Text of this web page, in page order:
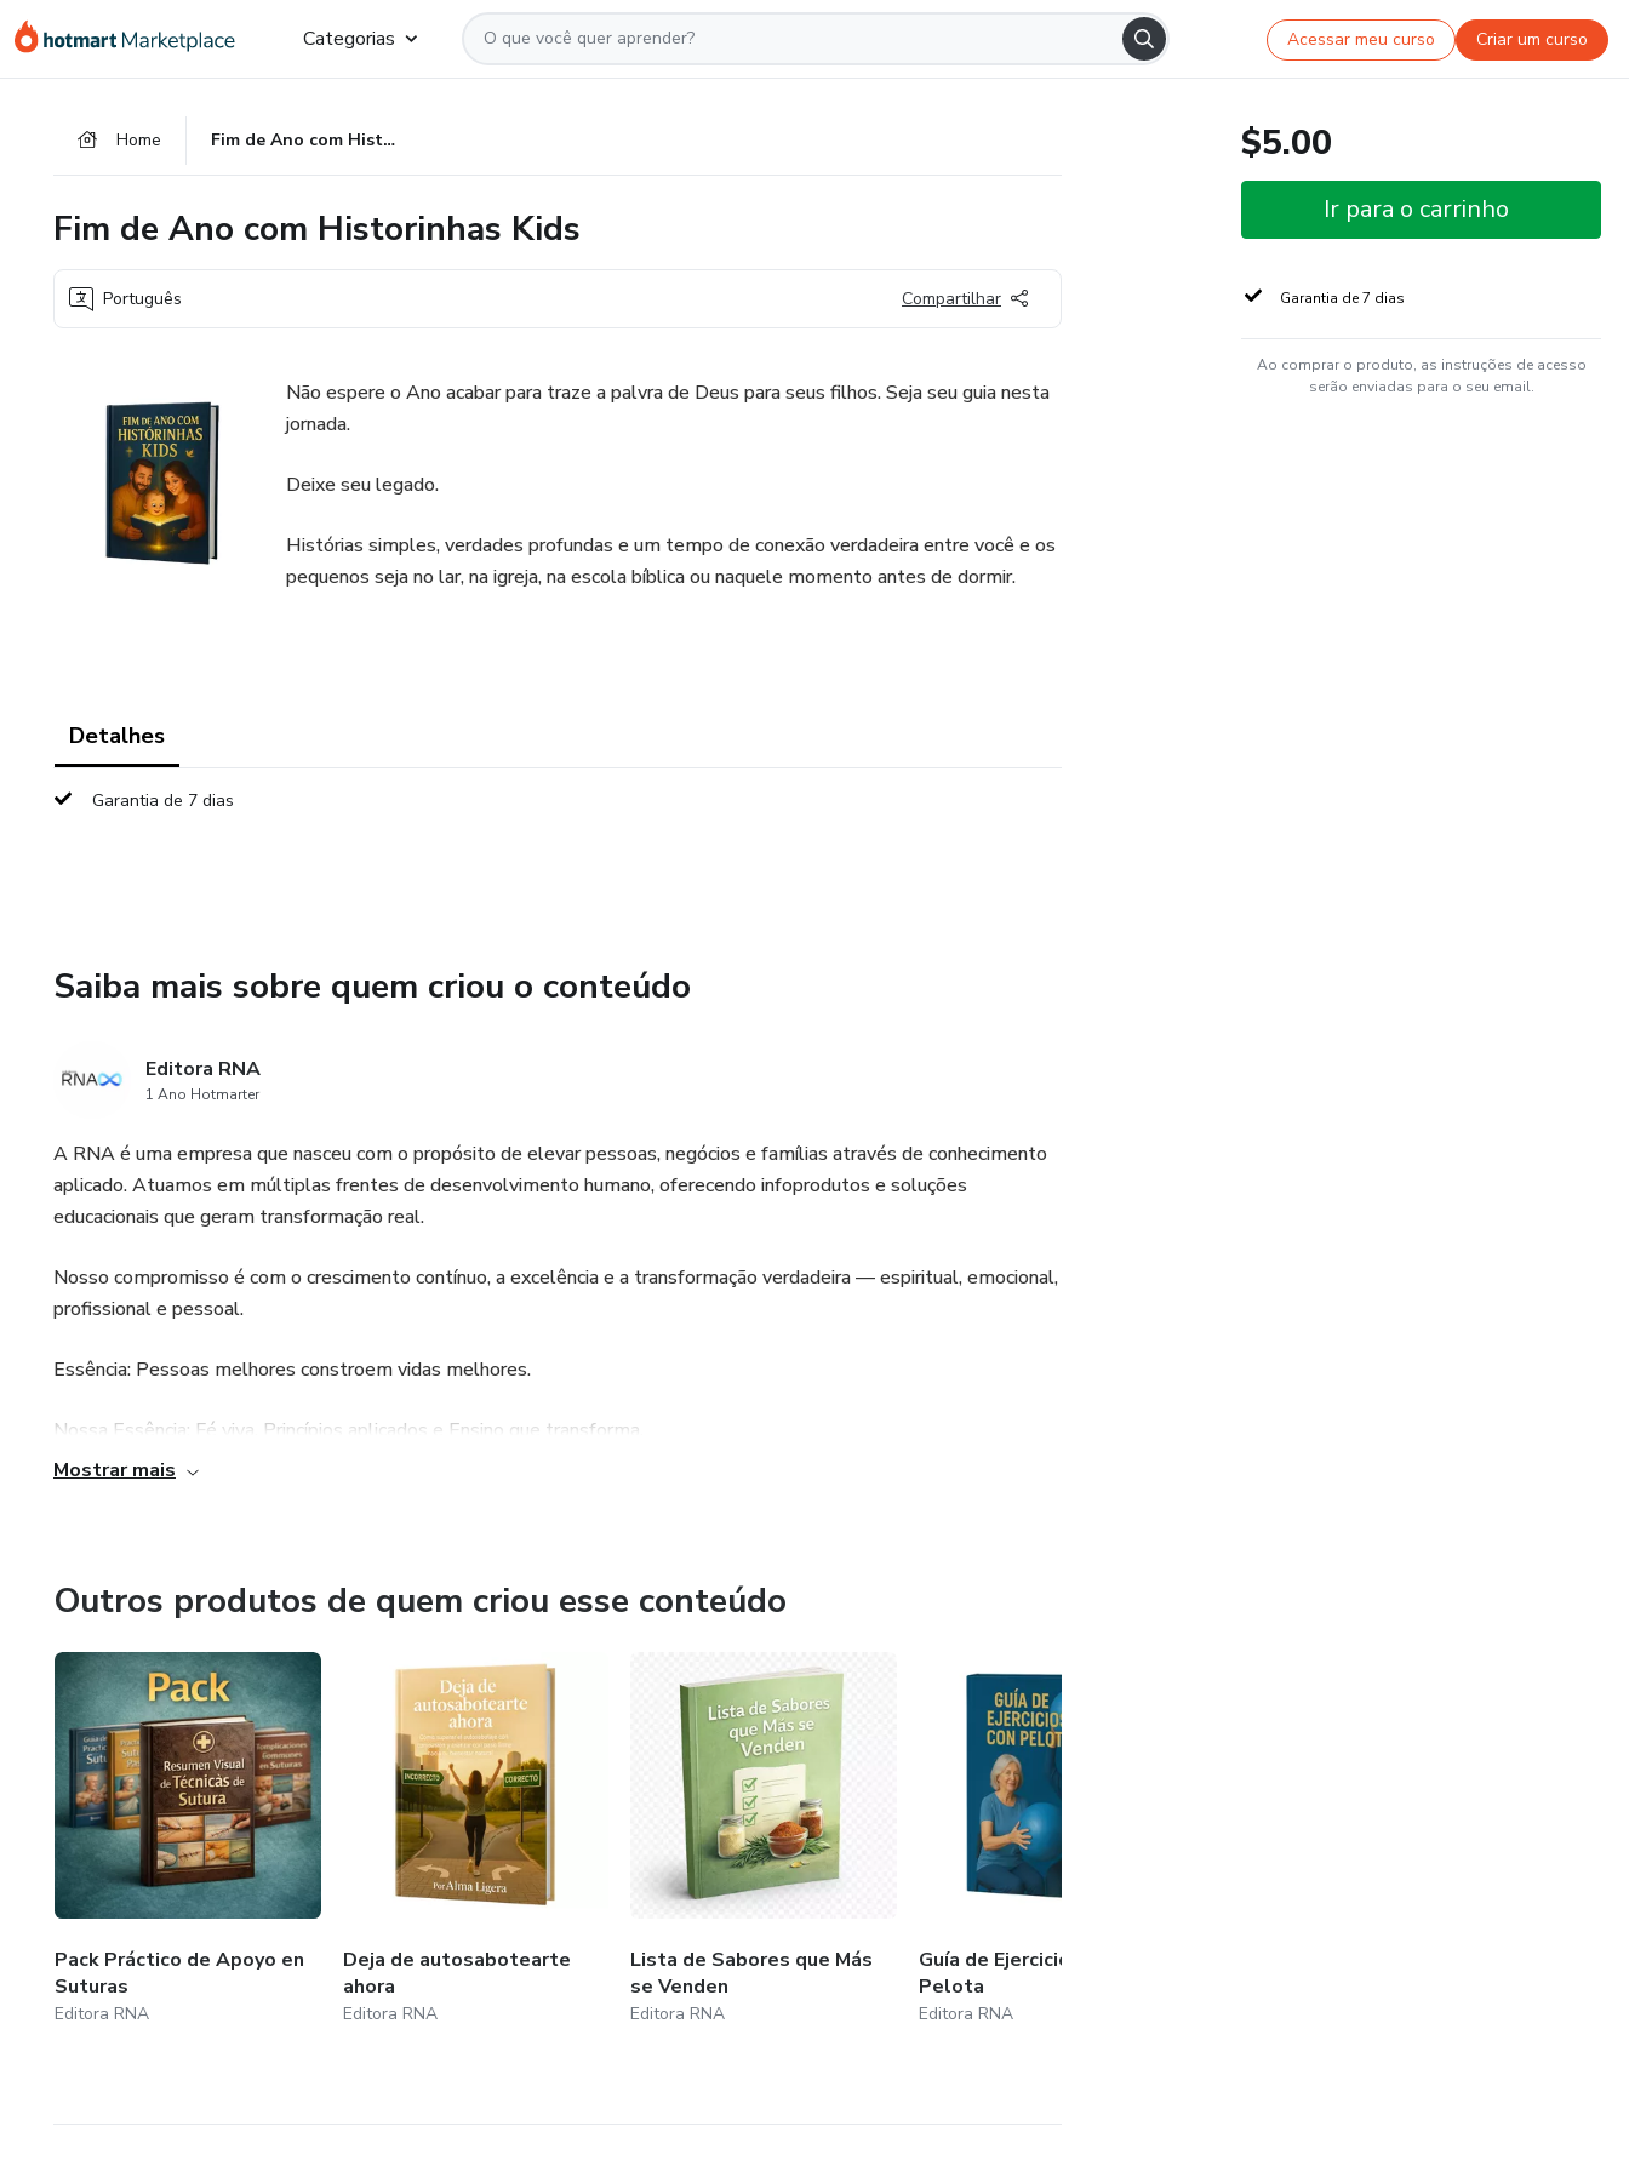
para
para
para
Categorias Acessar meu curso Criar um curso
Home Fim de Ano com Historinhas Kids
Fim de Ano com Historinhas Kids
Português Compartilhar
Não espere o Ano acabar para traze a palvra de Deus para seus filhos. Seja seu guia nesta
jornada.
Deixe seu legado.
Histórias simples, verdades profundas e um tempo de conexão verdadeira entre você e os
pequenos seja no lar, na igreja, na escola bíblica ou naquele momento antes de dormir.
Detalhes
Garantia de 7 dias
Saiba mais sobre quem criou o conteúdo
Editora RNA
1 Ano Hotmarter
A RNA é uma empresa que nasceu com o propósito de elevar pessoas, negócios e famílias através de conhecimento
aplicado. Atuamos em múltiplas frentes de desenvolvimento humano, oferecendo infoprodutos e soluções
educacionais que geram transformação real.
Nosso compromisso é com o crescimento contínuo, a excelência e a transformação verdadeira — espiritual, emocional,
profissional e pessoal.
Essência: Pessoas melhores constroem vidas melhores.
Nossa Essência: Fé viva. Princípios aplicados e Ensino que transforma.
Mostrar mais
Outros produtos de quem criou esse conteúdo
Pack Práctico de Apoyo en
Suturas
Editora RNA
Deja de autosabotearte
ahora
Editora RNA
Lista de Sabores que Más
se Venden
Editora RNA
Guía de Ejercicios con
Pelota
Editora RNA
$5.00
Ir para o carrinho
Garantia de 7 dias
Ao comprar o produto, as instruções de acesso
serão enviadas para o seu email.